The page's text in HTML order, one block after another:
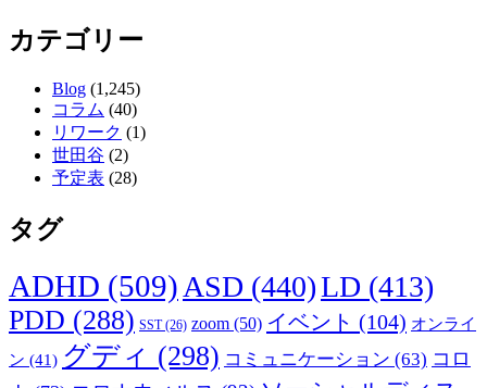
カテゴリー
Blog (1,245)
コラム (40)
リワーク (1)
世田谷 (2)
予定表 (28)
タグ
ADHD (509) ASD (440)LD (413)
PDD (288) SST(26) zoom (50) イベント (104) オンライ
ン (41) グディ (298) コミュニケーション (63) コロ